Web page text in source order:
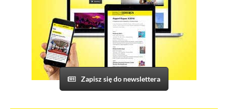
Zapisz się do newslettera
Korzystamy z Salesflare, narzędzia do zarządzania relacjami
z klientami. Salesflare używa plików cookies, aby
automatycznie gromadzić informacje na temat Twojej
interakcji z naszą stroną oraz z naszym zespołem sprzedaży.
Dane te pomagają nam lepiej rozumieć naszych klientów
i dostosowywać nasze działania do Twoich potrzeb. Jeżeli
sobie tego nie życzysz, możesz wyłączyć pliki cookies
związane z Salesflare.